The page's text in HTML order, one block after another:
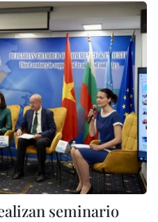
seminario